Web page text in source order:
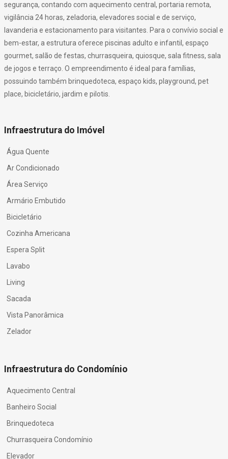
segurança, contando com aquecimento central, portaria remota,
vigilância 24 horas, zeladoria, elevadores social e de serviço,
lavanderia e estacionamento para visitantes. Para o convívio social e
bem-estar, a estrutura oferece piscinas adulto e infantil, espaço
gourmet, salão de festas, churrasqueira, quiosque, sala fitness, sala
de jogos e terraço. O empreendimento é ideal para famílias,
possuindo também brinquedoteca, espaço kids, playground, pet
place, bicicletário, jardim e pilotis.
Infraestrutura do Imóvel
Água Quente
Ar Condicionado
Área Serviço
Armário Embutido
Bicicletário
Cozinha Americana
Espera Split
Lavabo
Living
Sacada
Vista Panorâmica
Zelador
Infraestrutura do Condomínio
Aquecimento Central
Banheiro Social
Brinquedoteca
Churrasqueira Condomínio
Elevador